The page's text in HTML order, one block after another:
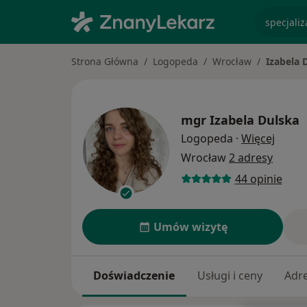
Strona Główna Logopeda Wrocław Izabela
mgr Izabela Dulska
Logopeda · Więcej
Wrocław2 adresy
44 opinie
Umów wizytę
Doświadczenie Usługi i ceny